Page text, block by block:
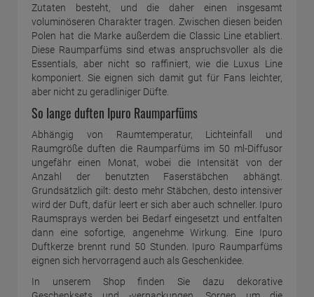
Zutaten besteht, und die daher einen insgesamt
voluminöseren Charakter tragen. Zwischen diesen beiden
Polen hat die Marke außerdem die Classic Line etabliert.
Diese Raumparfüms sind etwas anspruchsvoller als die
Essentials, aber nicht so raffiniert, wie die Luxus Line
komponiert. Sie eignen sich damit gut für Fans leichter,
aber nicht zu geradliniger Düfte.
So lange duften Ipuro Raumparfüms
Abhängig von Raumtemperatur, Lichteinfall und
Raumgröße duften die Raumparfüms im 50 ml-Diffusor
ungefähr einen Monat, wobei die Intensität von der
Anzahl der benutzten Faserstäbchen abhängt.
Grundsätzlich gilt: desto mehr Stäbchen, desto intensiver
wird der Duft, dafür leert er sich aber auch schneller. Ipuro
Raumsprays werden bei Bedarf eingesetzt und entfalten
dann eine sofortige, angenehme Wirkung. Eine Ipuro
Duftkerze brennt rund 50 Stunden. Ipuro Raumparfüms
eignen sich hervorragend auch als Geschenkidee.
In unserem Shop finden Sie dazu dekorative